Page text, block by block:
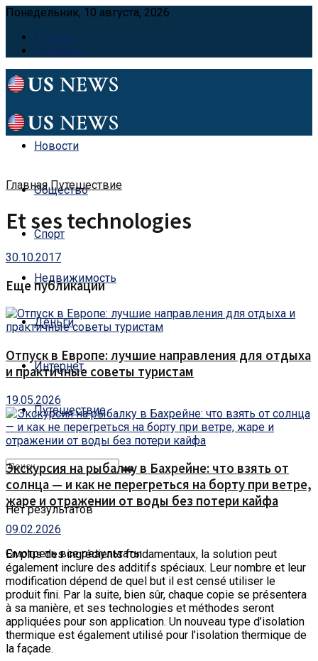
Понедельник, 10 августа, 2026
Главная
Контакты
Новости
Общество
Спорт
Недвижимость
Деньги
Интернет
Путешествие
Нет результатов
Смотреть все результаты
Главная Путешествие
Et ses technologies
30.10.2017
Еще публикации
Отпуск в Европе: лучшие направления для отдыха
и практичные советы туристам
19.05.2026
Экскурсия на рыбалку в Бахрейне: что взять от
солнца — и как не перегреться на борту при ветре,
жаре и отражении от воды без потери кайфа
09.02.2026
En plus des ingrédients fondamentaux, la solution peut
également inclure des additifs spéciaux. Leur nombre et leur
modification dépend de quel but il est censé utiliser le
produit fini. Par la suite, bien sûr, chaque copie se présentera
à sa manière, et ses technologies et méthodes seront
appliquées pour son application. Un nouveau type d’isolation
thermique est également utilisé pour l’isolation thermique de
la façade.